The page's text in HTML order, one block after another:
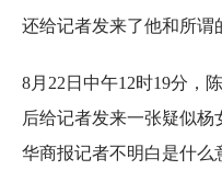
还给记者发来了他和所谓
8月22日中午12时19分，
后给记者发来一张疑似杨
华商报记者不明白是什么